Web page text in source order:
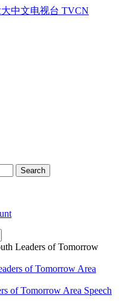
Leaders of Tomorrow
of Tomorrow Area
of Tomorrow Area Speech